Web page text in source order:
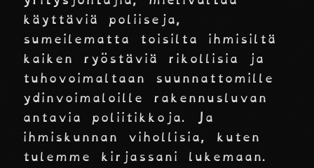
käyttäviä poliiseja,
sumeilematta toisilta ihmisiltä
kaiken ryöstäviä rikollisia ja
tuhovoimaltaan suunnattomille
ydinvoimaloille rakennusluvan
antavia poliitikkoja. Ja
ihmiskunnan vihollisia, kuten
tulemme kirjassani lukemaan.